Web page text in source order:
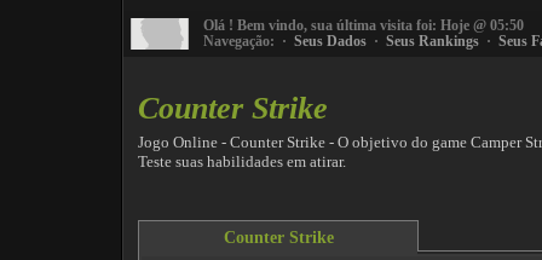
Olá ! Bem vindo, sua última visita foi: Hoje @ 05:50
Navegação: · Seus Dados · Seus Rankings · Seus
Counter Strike
Jogo Online - Counter Strike - O objetivo do game Camper
Teste suas habilidades em atirar.
Counter Strike